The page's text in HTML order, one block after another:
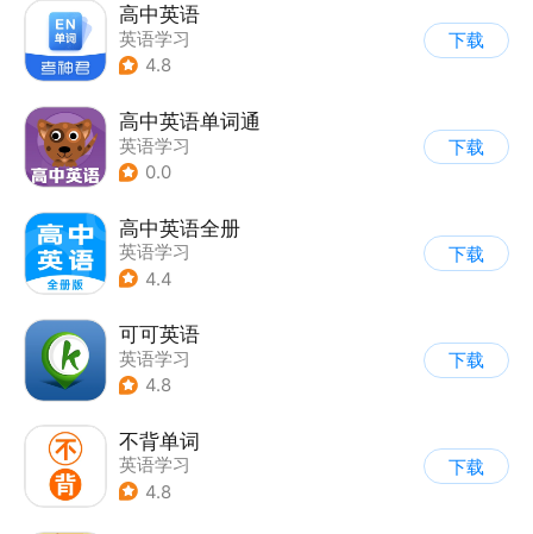
高中英语
英语学习
4.8
下载
高中英语单词通
英语学习
0.0
下载
高中英语全册
英语学习
4.4
下载
可可英语
英语学习
4.8
下载
不背单词
英语学习
4.8
下载